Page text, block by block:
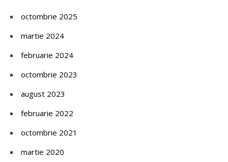
octombrie 2025
martie 2024
februarie 2024
octombrie 2023
august 2023
februarie 2022
octombrie 2021
martie 2020